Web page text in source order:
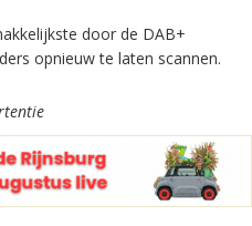
door de DAB+
opnieuw te laten scannen.